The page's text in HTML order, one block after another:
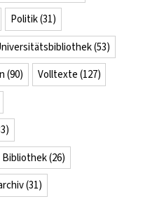
Politik(31)
(53)
(90) Volltexte (127)
Bibliothek(26)
(31)